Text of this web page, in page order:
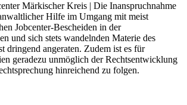
Märkischer Kreis | Die Inanspruchnahme
Hilfe im Umgang mit meist
Jobcenter-Bescheiden in der
und sich stets wandelnden Materie des
dringend angeraten. Zudem ist es für
geradezu unmöglich der Rechtsentwicklung
hinreichend zu folgen.